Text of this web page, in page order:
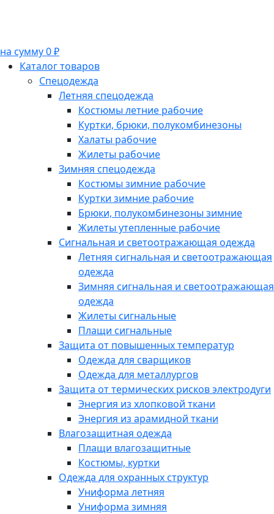
на сумму 0 ₽
Каталог товаров
Спецодежда
Летняя спецодежда
Костюмы летние рабочие
Куртки, брюки, полукомбинезоны
Халаты рабочие
Жилеты рабочие
Зимняя спецодежда
Костюмы зимние рабочие
Куртки зимние рабочие
Брюки, полукомбинезоны зимние
Жилеты утепленные рабочие
Сигнальная и светоотражающая одежда
Летняя сигнальная и светоотражающая
одежда
Зимняя сигнальная и светоотражающая
одежда
Жилеты сигнальные
Плащи сигнальные
Защита от повышенных температур
Одежда для сварщиков
Одежда для металлургов
Защита от термических рисков электродуги
Энергия из хлопковой ткани
Энергия из арамидной ткани
Влагозащитная одежда
Плащи влагозащитные
Костюмы, куртки
Одежда для охранных структур
Униформа летняя
Униформа зимняя